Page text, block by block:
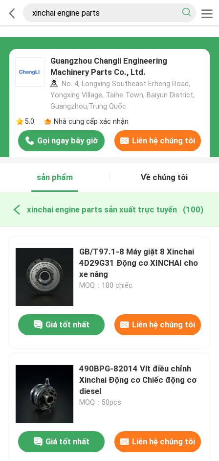
Guangzhou Changli Engineering
Machinery Parts Co., Ltd.
No. 4, Longxing Southeast Erheng Road,
Yongxing Village, Taihe Town, Baiyun District,
Guangzhou,Trung Quốc
5.0
Nhà cung cấp xác nhận
Gọi ngay bây giờ Liên hệ chúng tôi
sản phẩm Về chúng tôi
xinchai engine parts sản xuất trực tuyến (100)
GB/T97.1-8 Máy giặt 8 Xinchai
4D29G31 Động cơ XINCHAI cho
xe nâng
MOQ：180 chiếc
Giá tốt nhất Liên hệ chúng tôi
490BPG-82014 Vít điều chỉnh
Xinchai Động cơ Chiếc động cơ
diesel
MOQ：50pcs
Giá tốt nhất Liên hệ chúng tôi